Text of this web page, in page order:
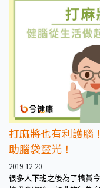
打麻將也有利護腦
助腦袋靈光！
2019-12-20
很多人下班之後為了犒賞